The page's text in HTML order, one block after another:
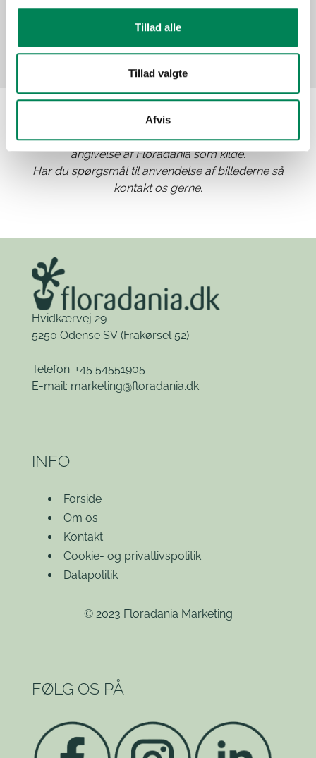
Tillad alle
Tillad valgte
Afvis
Materialet kan frit benyttes til anden publicering med
angivelse af Floradania som kilde.
Har du spørgsmål til anvendelse af billederne så
kontakt os gerne.
Hvidkærvej 29
5250 Odense SV (Frakørsel 52)
Telefon: +45 54551905
E-mail: marketing@floradania.dk
INFO
Forside
Om os
Kontakt
Cookie- og privatlivspolitik
Datapolitik
© 2023 Floradania Marketing
FØLG OS PÅ